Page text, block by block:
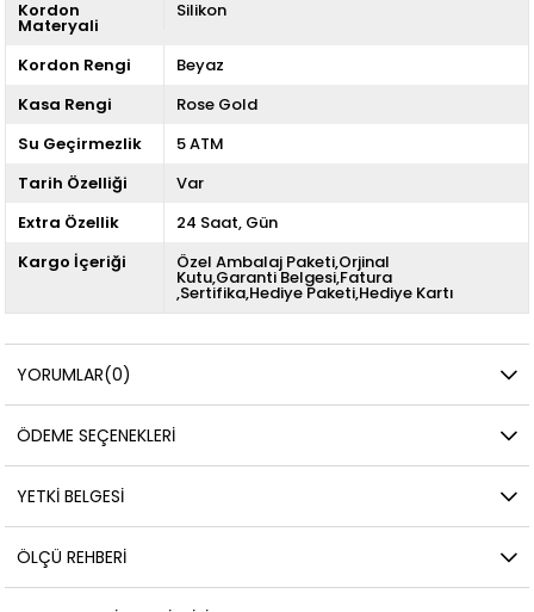
Kordon
Materyali
Silikon
Kordon Rengi
Beyaz
Kasa Rengi
Rose Gold
Su Geçirmezlik
5 ATM
Tarih Özelliği
Var
Extra Özellik
24 Saat Gün
Kargo İçeriği
Özel Ambalaj Paketi,Orjinal
Kutu,Garanti Belgesi,Fatura
,Sertifika,Hediye Paketi,Hediye Kartı
YORUMLAR(0)
ÖDEME SEÇENEKLERI
YETKİ BELGESİ
ÖLÇÜ REHBERI